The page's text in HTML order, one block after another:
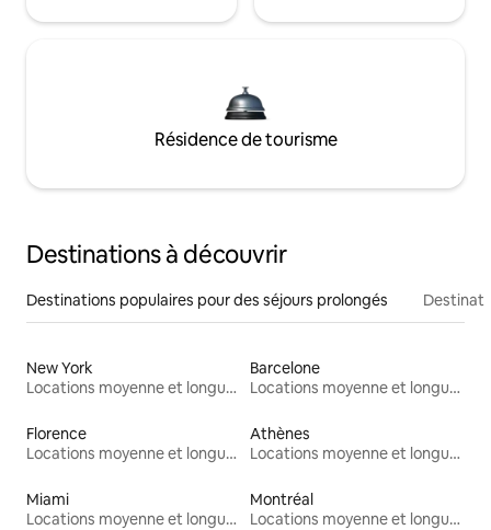
Résidence de tourisme
Destinations à découvrir
Destinations populaires pour des séjours prolongés
New York
Locations moyenne et longue durée
Barcelone
Locations moyenne et longue durée
Florence
Locations moyenne et longue durée
Athènes
Locations moyenne et longue durée
Miami
Locations moyenne et longue durée
Montréal
Locations moyenne et longue durée